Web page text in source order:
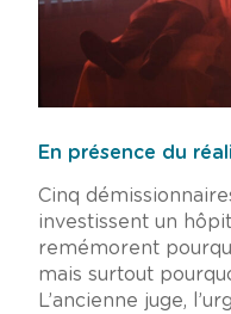
En présence du
Cinq
investissent un
remémorent
mais surtout
L’ancienne juge,